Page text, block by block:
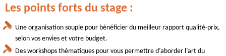
Les points forts du stage :
Une organisation souple pour bénéficier du meilleur rapport qualité-prix,
selon vos envies et votre budget.
Des workshops thématiques pour vous permettre d’aborder l’art du